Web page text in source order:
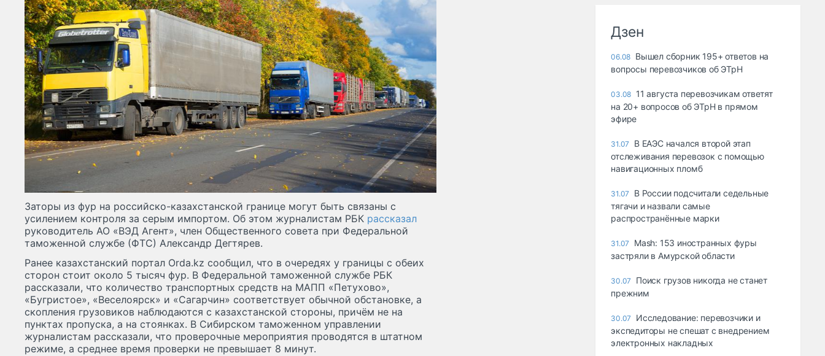
Заторы из фур на российско-казахстанской границе могут быть связаны с
усилением контроля за серым импортом. Об этом журналистам РБК рассказал
руководитель АО «ВЭД Агент», член Общественного совета при Федеральной
таможенной службе (ФТС) Александр Дегтярев.
Ранее казахстанский портал Orda.kz сообщил, что в очередях у границы с обеих
сторон стоит около 5 тысяч фур. В Федеральной таможенной службе РБК
рассказали, что количество транспортных средств на МАПП «Петухово»,
«Бугристое», «Веселоярск» и «Сагарчин» соответствует обычной обстановке, а
скопления грузовиков наблюдаются с казахстанской стороны, причём не на
пунктах пропуска, а на стоянках. В Сибирском таможенном управлении
журналистам рассказали, что проверочные мероприятия проводятся в штатном
режиме, а среднее время проверки не превышает 8 минут.
Дзен
06.08 Вышел сборник 195+ ответов на
вопросы перевозчиков об ЭТрН
03.08 11 августа перевозчикам ответят
на 20+ вопросов об ЭТрН в прямом
эфире
31.07
В ЕАЭС начался второй этап
отслеживания перевозок с помощью
навигационных пломб
31.07
В России подсчитали седельные
тягачи и назвали самые
распространённые марки
31.07
Mash: 153 иностранных фуры
застряли в Амурской области
30.07
Поиск грузов никогда не станет
прежним
30.07
Исследование: перевозчики и
экспедиторы не спешат с внедрением
электронных накладных